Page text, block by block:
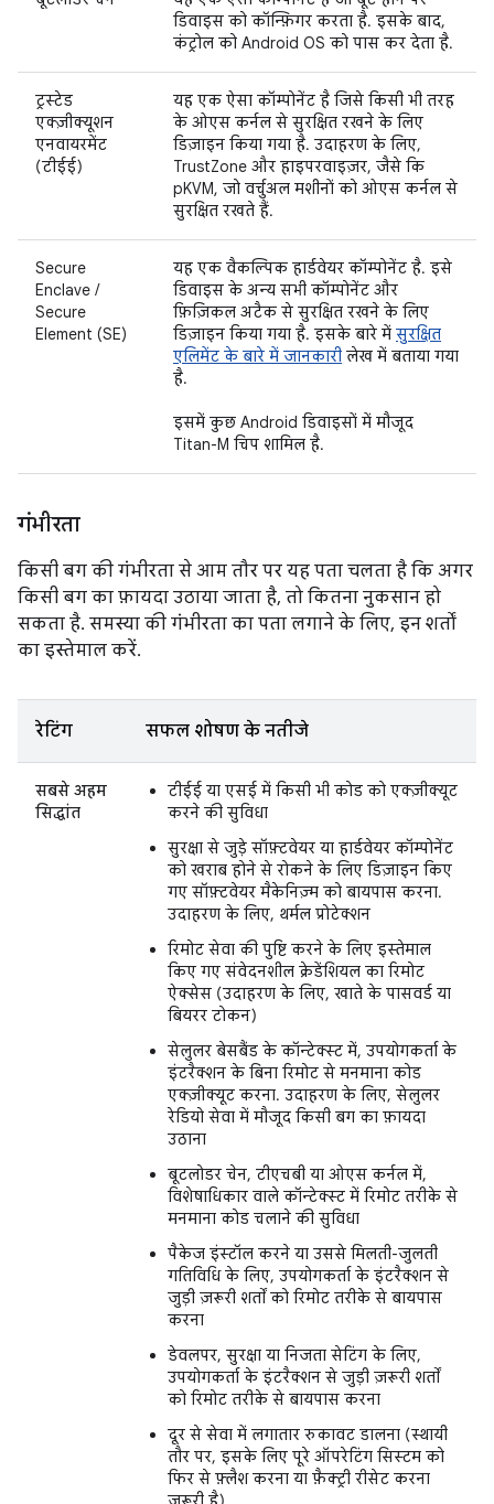
डिवाइस को कॉन्फ़िगर करता है. इसके बाद,
कंट्रोल को Android OS को पास कर देता है.
ट्रस्टेड
एक्ज़ीक्यूशन
एनवायरमेंट
(टीईई)
यह एक ऐसा कॉम्पोनेंट है जिसे किसी भी तरह
के ओएस कर्नल से सुरक्षित रखने के लिए
डिज़ाइन किया गया है. उदाहरण के लिए,
TrustZone और हाइपरवाइज़र, जैसे कि
pKVM, जो वर्चुअल मशीनों को ओएस कर्नल से
सुरक्षित रखते हैं.
Secure
Enclave /
Secure
Element (SE)
यह एक वैकल्पिक हार्डवेयर कॉम्पोनेंट है. इसे
डिवाइस के अन्य सभी कॉम्पोनेंट और
फ़िज़िकल अटैक से सुरक्षित रखने के लिए
डिज़ाइन किया गया है. इसके बारे में सुरक्षित
एलिमेंट के बारे में जानकारी लेख में बताया गया
है.
इसमें कुछ Android डिवाइसों में मौजूद
Titan-M चिप शामिल है.
गंभीरता
किसी बग की गंभीरता से आम तौर पर यह पता चलता है कि अगर
किसी बग का फ़ायदा उठाया जाता है, तो कितना नुकसान हो
सकता है. समस्या की गंभीरता का पता लगाने के लिए, इन शर्तों
का इस्तेमाल करें.
रेटिंग सफल शोषण के नतीजे
सबसे अहम
सिद्धांत
टीईई या एसई में किसी भी कोड को एक्ज़ीक्यूट
करने की सुविधा
सुरक्षा से जुड़े सॉफ़्टवेयर या हार्डवेयर कॉम्पोनेंट
को खराब होने से रोकने के लिए डिज़ाइन किए
गए सॉफ़्टवेयर मैकेनिज़्म को बायपास करना.
उदाहरण के लिए, थर्मल प्रोटेक्शन
रिमोट सेवा की पुष्टि करने के लिए इस्तेमाल
किए गए संवेदनशील क्रेडेंशियल का रिमोट
ऐक्सेस (उदाहरण के लिए, खाते के पासवर्ड या
बियरर टोकन)
सेलुलर बेसबैंड के कॉन्टेक्स्ट में, उपयोगकर्ता के
इंटरैक्शन के बिना रिमोट से मनमाना कोड
एक्ज़ीक्यूट करना. उदाहरण के लिए, सेलुलर
रेडियो सेवा में मौजूद किसी बग का फ़ायदा
उठाना
बूटलोडर चेन, टीएचबी या ओएस कर्नल में,
विशेषाधिकार वाले कॉन्टेक्स्ट में रिमोट तरीके से
मनमाना कोड चलाने की सुविधा
पैकेज इंस्टॉल करने या उससे मिलती-जुलती
गतिविधि के लिए, उपयोगकर्ता के इंटरैक्शन से
जुड़ी ज़रूरी शर्तों को रिमोट तरीके से बायपास
करना
डेवलपर, सुरक्षा या निजता सेटिंग के लिए,
उपयोगकर्ता के इंटरैक्शन से जुड़ी ज़रूरी शर्तों
को रिमोट तरीके से बायपास करना
दूर से सेवा में लगातार रुकावट डालना (स्थायी
तौर पर, इसके लिए पूरे ऑपरेटिंग सिस्टम को
फिर से फ़्लैश करना या फ़ैक्ट्री रीसेट करना